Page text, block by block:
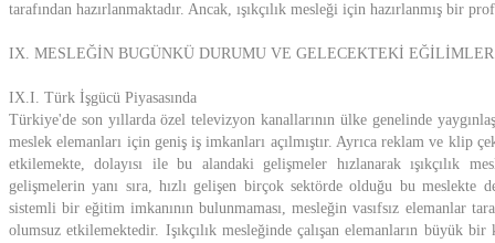
tarafından hazırlanmaktadır. Ancak, ışıkçılık mesleği için hazırlanmış bir
IX. MESLEĞİN BUGÜNKÜ DURUMU VE GELECEKTEKİ EĞİLİMLER
IX.I. Türk İşgücü Piyasasında
Türkiye'de son yıllarda özel televizyon kanallarının ülke genelinde
meslek elemanları için geniş iş imkanları açılmıştır. Ayrıca reklam ve klip
etkilemekte, dolayısı ile bu alandaki gelişmeler hızlanarak ışıkçılık
gelişmelerin yanı sıra, hızlı gelişen birçok sektörde olduğu bu meslekte
sistemli bir eğitim imkanının bulunmaması, mesleğin vasıfsız elemanlar
olumsuz etkilemektedir. Işıkçılık mesleğinde çalışan elemanların büyük bir